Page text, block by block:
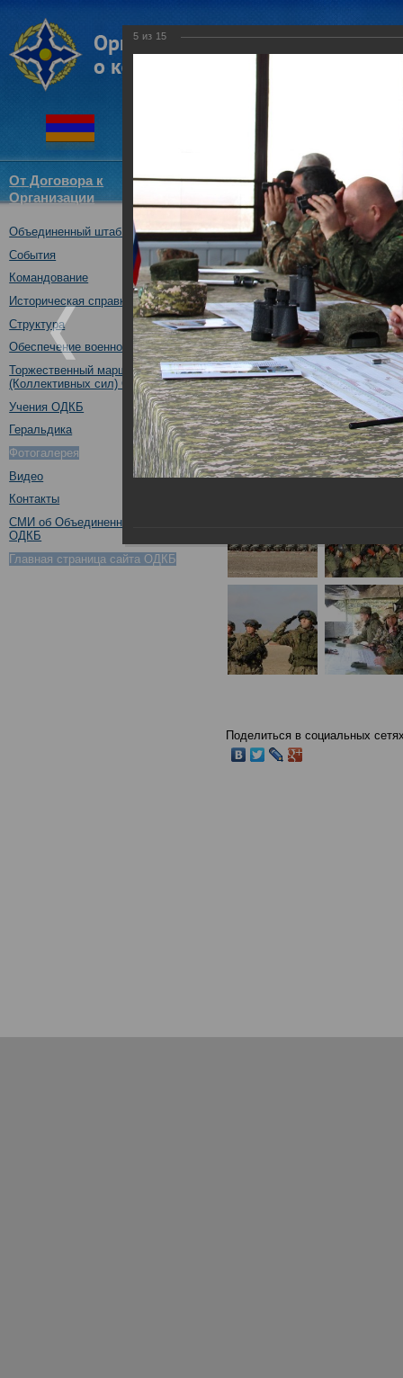
От Договора к
Организации
Структура
Новости
Объединенный штаб ОДКБ
События
Командование
Историческая справка
Структура
Обеспечение военной безопасности
Торжественный марш Войск
(Коллективных сил) ОДКБ
Учения ОДКБ
Геральдика
Фотогалерея
Видео
Контакты
СМИ об Объединенном штабе
ОДКБ
Главная страница сайта ОДКБ
Коллективным силам
исполнилось 10 лет
04.02.2019
Поделиться в социальных
5 из 15